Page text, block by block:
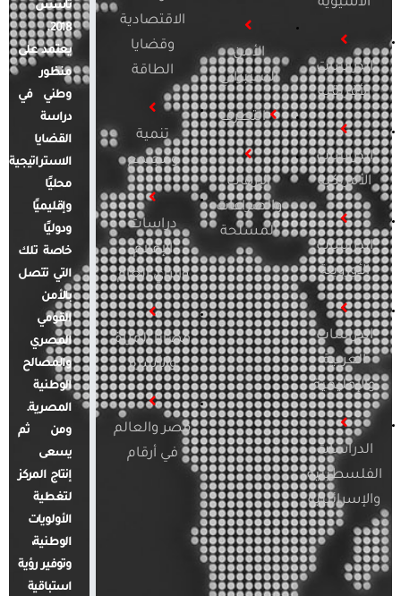
الآسيوية
الدراسات
الأفريقية
الدراسات
الأمريكية
الدراسات
الأوروبية
الدراسات
العربية
والإقليمية
الدراسات
الفلسطينية
والإسرائيلية
الأمن
السيبراني
التطرف
الإرهاب
والصراعات
المسلحة
الاقتصادية
وقضايا
الطاقة
تنمية
ومجتمع
دراسات
الإعلام
والرأي العام
قضايا المرأة
والأسرة
مصر والعالم
في أرقام
تأسس
2018.
يعتمد على
منظور
وطني في
دراسة
القضايا
الاستراتيجية
محليًا
وإقليميًا
ودوليًا
خاصة تلك
التي تتصل
بالأمن
القومي
المصري
والمصالح
الوطنية
المصرية.
ومن ثم
يسعى
إنتاج المركز
لتغطية
الأولويات
الوطنية،
وتوفير رؤية
استباقية